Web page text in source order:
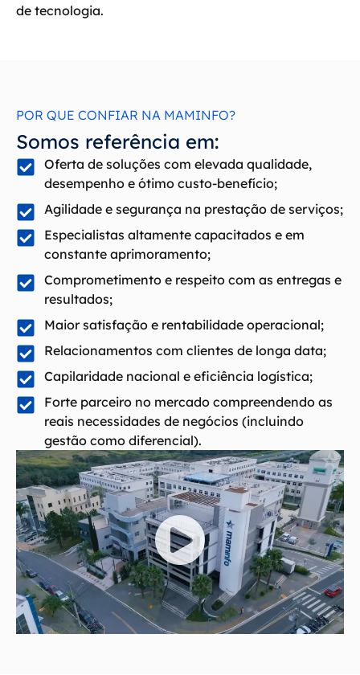
de tecnologia.
POR QUE CONFIAR NA MAMINFO?
Somos referência em:
Oferta de soluções com elevada qualidade,
desempenho e ótimo custo-benefício;
Agilidade e segurança na prestação de serviços;
Especialistas altamente capacitados e em
constante aprimoramento;
Comprometimento e respeito com as entregas e
resultados;
Maior satisfação e rentabilidade operacional;
Relacionamentos com clientes de longa data;
Capilaridade nacional e eficiência logística;
Forte parceiro no mercado compreendendo as
reais necessidades de negócios (incluindo
gestão como diferencial).